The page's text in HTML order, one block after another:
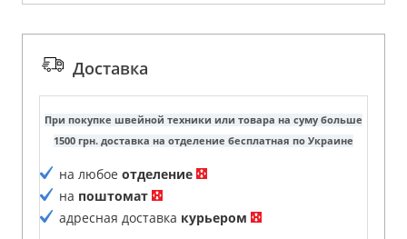
Доставка
При покупке швейной техники или товара на суму больше
1500 грн. доставка на отделение бесплатная по Украине
на любое отделение
на поштомат
адресная доставка курьером